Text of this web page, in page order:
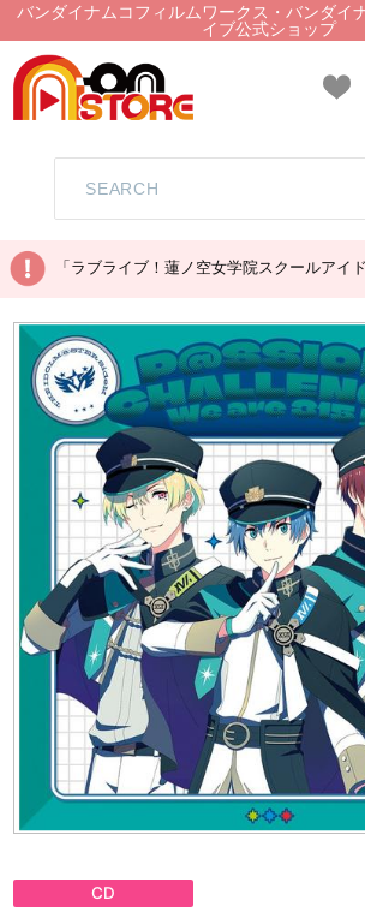
バンダイナムコフィルムワークス・バンダイ
イブ公式ショップ
「ラブライブ！蓮ノ空女学院スクールア
CD